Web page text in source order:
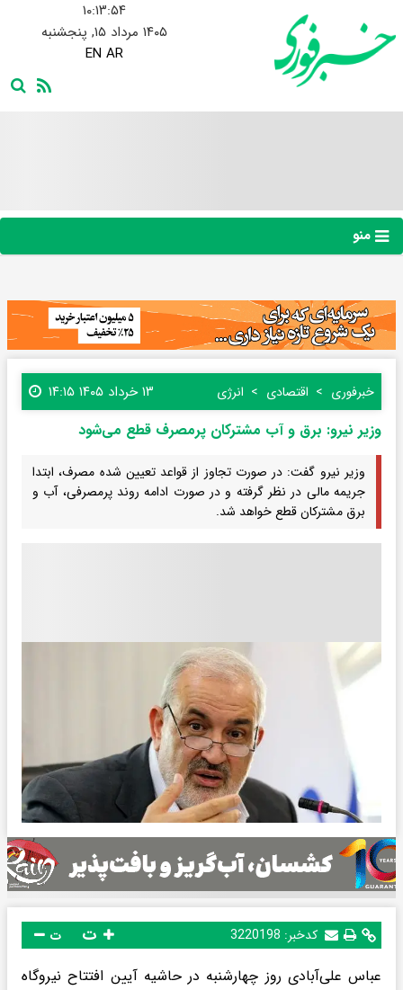
۱۰:۱۳:۵۵
۱۴۰۵ مرداد ۱۵, پنجشنبه
EN AR
منو
خبرفوری اقتصادی انرژی ۱۳ خرداد ۱۴۰۵ ۱۴:۱۵
وزیر نیرو: برق و آب مشترکان پرمصرف قطع می‌شود
وزیر نیرو گفت: در صورت تجاوز از قواعد تعیین شده مصرف، ابتدا
جریمه مالی در نظر گرفته و در صورت ادامه روند پرمصرفی، آب و
برق مشترکان قطع خواهد شد.
کدخبر: 3220198 ت
عباس علی‌آبادی روز چهارشنبه در حاشیه آیین افتتاح نیروگاه